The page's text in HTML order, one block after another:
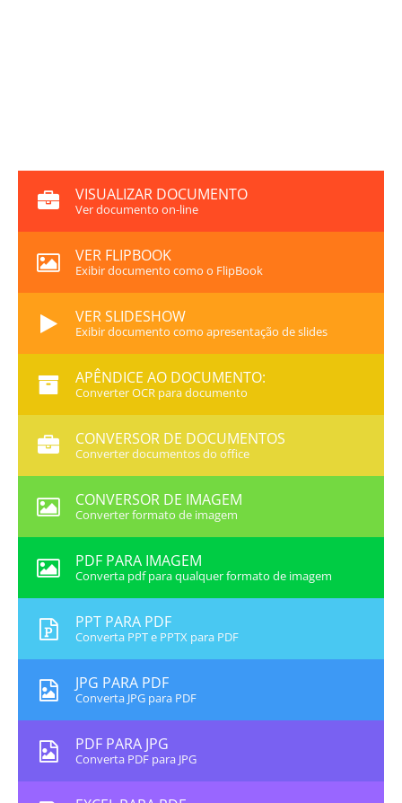
VISUALIZAR DOCUMENTO
Ver documento on-line
VER FLIPBOOK
Exibir documento como o FlipBook
VER SLIDESHOW
Exibir documento como apresentação de slides
APÊNDICE AO DOCUMENTO:
Converter OCR para documento
CONVERSOR DE DOCUMENTOS
Converter documentos do office
CONVERSOR DE IMAGEM
Converter formato de imagem
PDF PARA IMAGEM
Converta pdf para qualquer formato de imagem
PPT PARA PDF
Converta PPT e PPTX para PDF
JPG PARA PDF
Converta JPG para PDF
PDF PARA JPG
Converta PDF para JPG